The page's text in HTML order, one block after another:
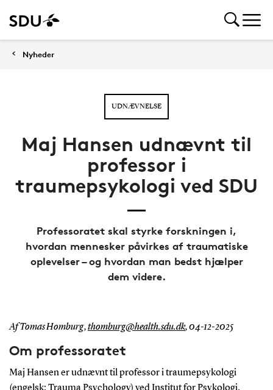
Nyheder
UDNÆVNELSE
Maj Hansen udnævnt til
professor i
traumepsykologi ved SDU
Professoratet skal styrke forskningen i,
hvordan mennesker påvirkes af traumatiske
oplevelser – og hvordan man bedst hjælper
dem videre.
Af Tomas Homburg,thomburg@health.sdu.dk,04-12-2025
Om professoratet
Maj Hansen er udnævnt til professor i traumepsykologi
(engelsk: Trauma Psychology) ved Institut for Psykologi,